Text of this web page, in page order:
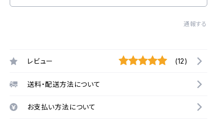
通報する
レビュー (12)
送料・配送方法について
お支払い方法について